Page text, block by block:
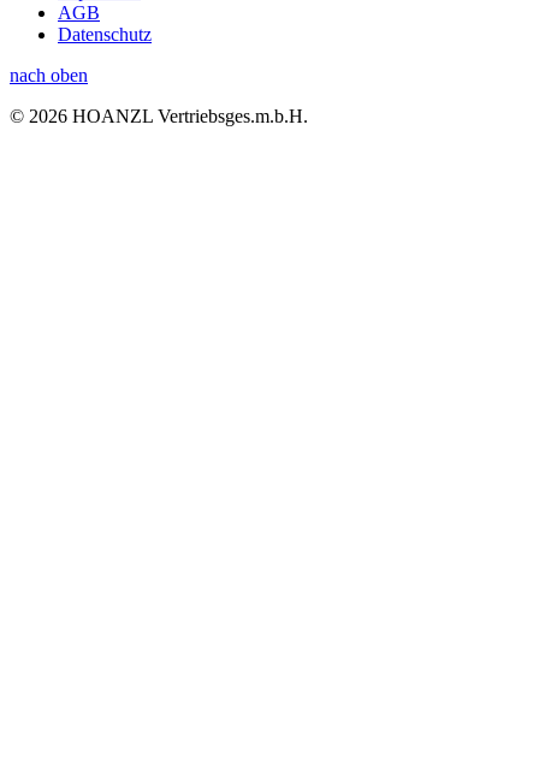
AGB
Datenschutz
nach oben
© 2026 HOANZL Vertriebsges.m.b.H.